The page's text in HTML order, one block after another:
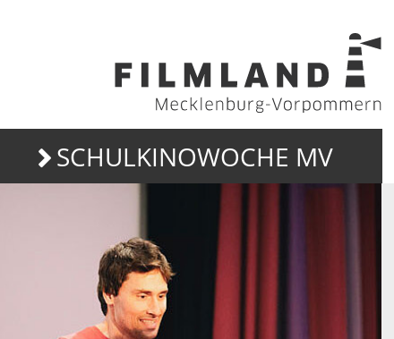
SCHULKINOWOCHE MV